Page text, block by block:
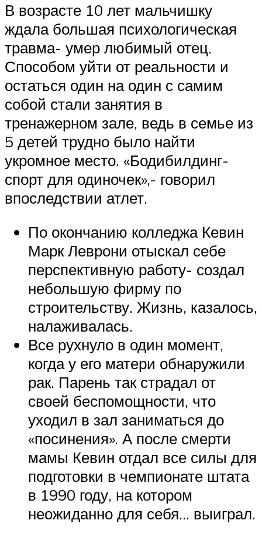
В возрасте 10 лет мальчишку
ждала большая психологическая
травма- умер любимый отец.
Способом уйти от реальности и
остаться один на один с самим
собой стали занятия в
тренажерном зале, ведь в семье из
5 детей трудно было найти
укромное место. «Бодибилдинг-
спорт для одиночек»,- говорил
впоследствии атлет.
По окончанию колледжа Кевин
Марк Леврони отыскал себе
перспективную работу- создал
небольшую фирму по
строительству. Жизнь, казалось,
налаживалась.
Все рухнуло в один момент,
когда у его матери обнаружили
рак. Парень так страдал от
своей беспомощности, что
уходил в зал заниматься до
«посинения». А после смерти
мамы Кевин отдал все силы для
подготовки в чемпионате штата
в 1990 году, на котором
неожиданно для себя… выиграл.